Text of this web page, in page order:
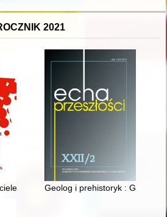
2021
: o rewolucji rosyjskiej,
Geolog i prehistoryk : Gottlieb